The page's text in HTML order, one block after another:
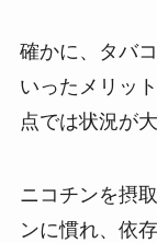
確かに、タバ
いったメリッ
点では状況が
ニコチンを摂
ンに慣れ、依